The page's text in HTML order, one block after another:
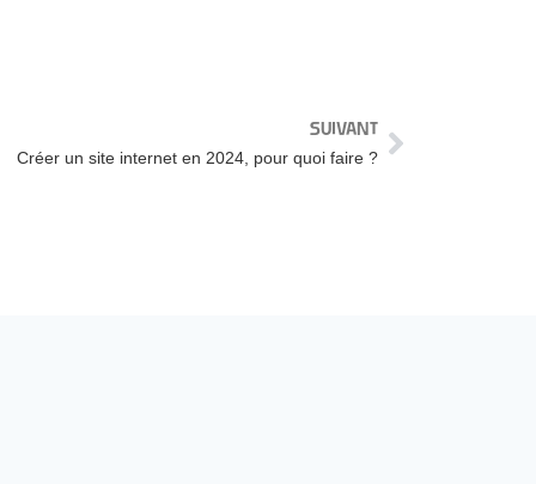
SUIVANT
Créer un site internet en 2024, pour quoi faire ?